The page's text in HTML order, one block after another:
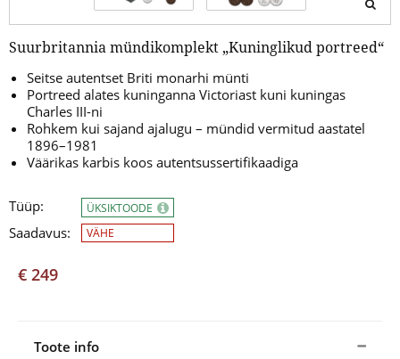
Suurbritannia mündikomplekt „Kuninglikud portreed“
Seitse autentset Briti monarhi münti
Portreed alates kuninganna Victoriast kuni kuningas
Charles III-ni
Rohkem kui sajand ajalugu – mündid vermitud aastatel
1896–1981
Väärikas karbis koos autentsussertifikaadiga
Tüüp:
Saadavus:
ÜKSIKTOODE
VÄHE
€ 249
Toote info